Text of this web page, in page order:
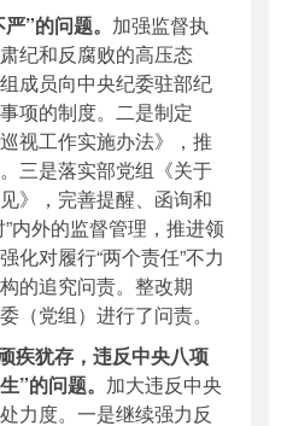
”的问题。 加强监督执
纪和反腐败的高压态
成员向中央纪委驻部纪
项的制度。二是制定
视工作实施办法》，推
三是落实部党组《关于
》，完善提醒、函询和
内外的监督管理，推进领
化对履行“两个责任”不力
的追究问责。整改期
（党组）进行了问责。
疾犹存，违反中央八项
”的问题。 加大违反中央
力度。一是继续强力反